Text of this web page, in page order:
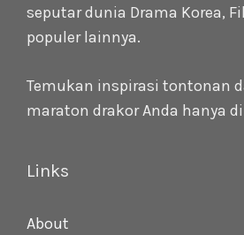
seputar dunia Drama Korea,
populer lainnya.
Temukan inspirasi tontonan
maraton drakor Anda hanya di
Links
About